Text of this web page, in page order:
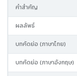
คำสำคัญ
ผลลัพธ์
บทคัดย่อ (ภาษาไทย)
บทคัดย่อ (ภาษาอังกฤษ)